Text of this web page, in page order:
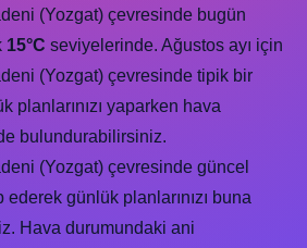
(Yozgat) çevresinde bugün
15°C seviyelerinde. Ağustos ayı için
(Yozgat) çevresinde tipik bir
planlarınızı yaparken hava
bulundurabilirsiniz.
(Yozgat) çevresinde güncel
ederek günlük planlarınızı buna
Hava durumundaki ani